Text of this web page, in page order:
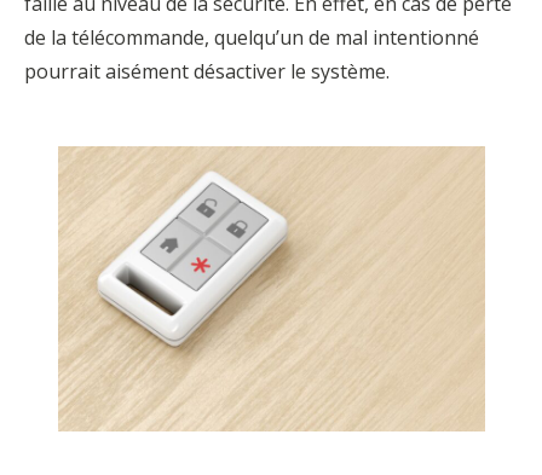
de la télécommande, quelqu’un de mal intentionné
pourrait aisément désactiver le système.